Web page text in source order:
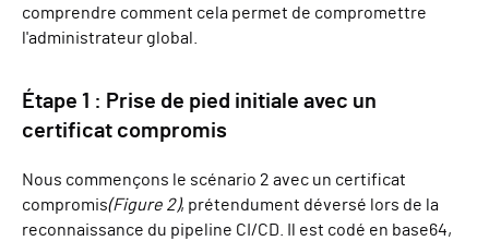
comprendre comment cela permet de compromettre
l'administrateur global.
Étape 1 : Prise de pied initiale avec un
certificat compromis
Nous commençons le scénario 2 avec un certificat
compromis(Figure 2), prétendument déversé lors de la
reconnaissance du pipeline CI/CD. Il est codé en base64,